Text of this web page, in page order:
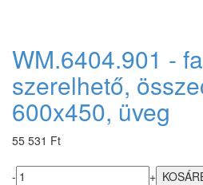
WM.6404.901 -
szerelhető,
600x450, üveg
55 531 Ft
-
+